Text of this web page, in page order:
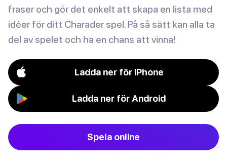
fraser och gör det enkelt att skapa en lista med
idéer för ditt Charader spel. På så sätt kan alla ta
del av spelet och ha en chans att vinna!
Ladda ner för iPhone
Ladda ner för Android
Spela online